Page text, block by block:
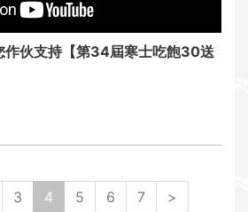
作伙支持【第34屆寒士吃飽30送
3 4 5 6 7 >